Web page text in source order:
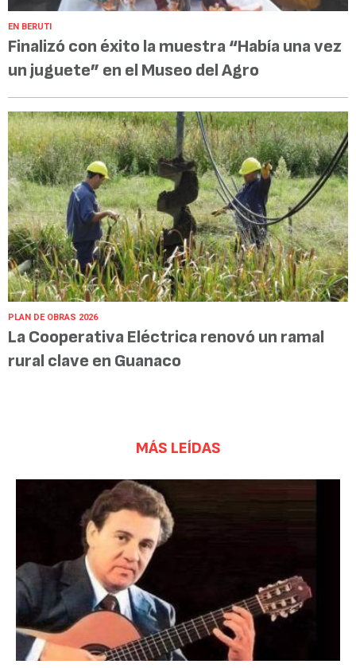
EN BERUTI
Finalizó con éxito la muestra “Había una vez
un juguete” en el Museo del Agro
PLAN DE OBRAS 2026
La Cooperativa Eléctrica renovó un ramal
rural clave en Guanaco
MÁS LEÍDAS